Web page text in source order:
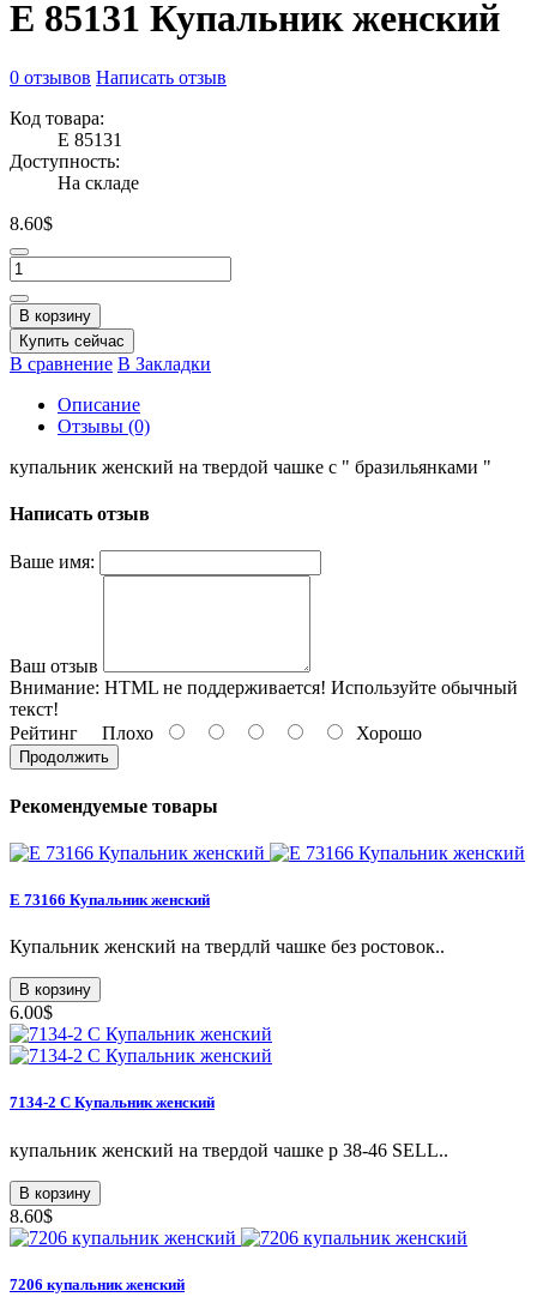
Е 85131 Купальник женский
0 отзывов Написать отзыв
Код товара:
Е 85131
Доступность:
На складе
8.60$
В корзину
Купить сейчас
В сравнение В Закладки
Описание
Отзывы (0)
купальник женский на твердой чашке с " бразильянками "
Написать отзыв
Ваше имя:
Ваш отзыв
Внимание: HTML не поддерживается! Используйте обычный
текст!
Рейтинг Плохо Хорошо
Продолжить
Рекомендуемые товары
E 73166 Купальник женский
Купальник женский на твердлй чашке без ростовок..
В корзину
6.00$
7134-2 С Купальник женский
купальник женский на твердой чашке р 38-46 SELL..
В корзину
8.60$
7206 купальник женский